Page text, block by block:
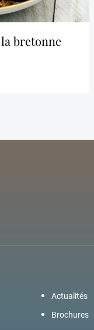
la bretonne
Actualités
Brochures